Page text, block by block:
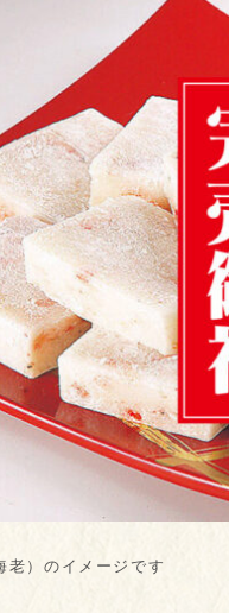
）のイメージです